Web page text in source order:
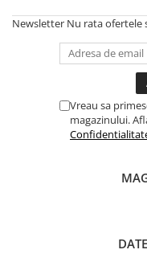
Literatura Romana
Carte Prescolara, Joc
Carti cartonate
Newsletter Nu rata ofertele
Vreau sa
magazinului.